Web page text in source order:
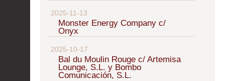
2025-11-13
Monster Energy Company c/
Onyx
2025-10-17
Bal du Moulin Rouge c/ Artemisa
Lounge, S.L. y Bombo
Comunicación, S.L.